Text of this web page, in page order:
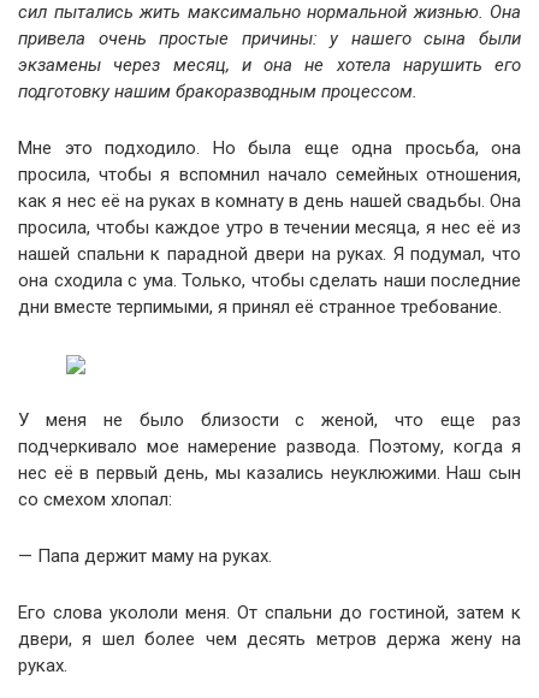
сил пытались жить максимально нормальной жизнью. Она
привела очень простые причины: у нашего сына были
экзамены через месяц, и она не хотела нарушить его
подготовку нашим бракоразводным процессом.
Мне это подходило. Но была еще одна просьба, она
просила, чтобы я вспомнил начало семейных отношения,
как я нес её на руках в комнату в день нашей свадьбы. Она
просила, чтобы каждое утро в течении месяца, я нес её из
нашей спальни к парадной двери на руках. Я подумал, что
она сходила с ума. Только, чтобы сделать наши последние
дни вместе терпимыми, я принял её странное требование.
У меня не было близости с женой, что еще раз
подчеркивало мое намерение развода. Поэтому, когда я
нес её в первый день, мы казались неуклюжими. Наш сын
со смехом хлопал:
— Папа держит маму на руках.
Его слова укололи меня. От спальни до гостиной, затем к
двери, я шел более чем десять метров держа жену на
руках.